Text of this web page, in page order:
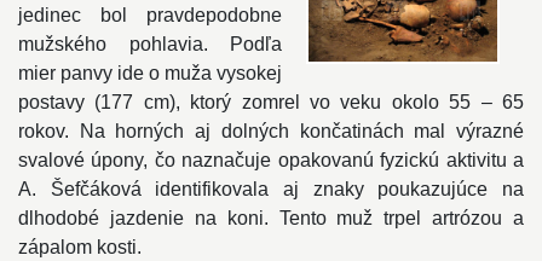
jedinec bol pravdepodobne
mužského pohlavia. Podľa
mier panvy ide o muža vysokej
postavy (177 cm), ktorý zomrel vo veku okolo 55 – 65
rokov. Na horných aj dolných končatinách mal výrazné
svalové úpony, čo naznačuje opakovanú fyzickú aktivitu a
A. Šefčáková identifikovala aj znaky poukazujúce na
dlhodobé jazdenie na koni. Tento muž trpel artrózou a
zápalom kosti.